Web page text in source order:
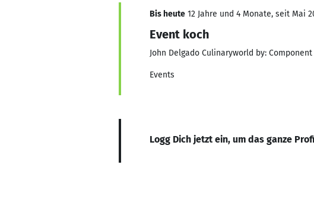
Bis heute 12 Jahre und 4 Monate, seit Mai
Event koch
John Delgado Culinaryworld by:
Events
Logg Dich jetzt ein, um das ganze